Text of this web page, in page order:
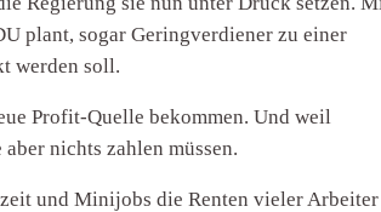
plant, sogar Geringverdiener zu einer
werden soll.
Profit-Quelle bekommen. Und weil
nichts zahlen müssen.
und Minijobs die Renten vieler Arbeiter